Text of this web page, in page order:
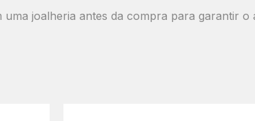
joalheria antes da compra para garantir o